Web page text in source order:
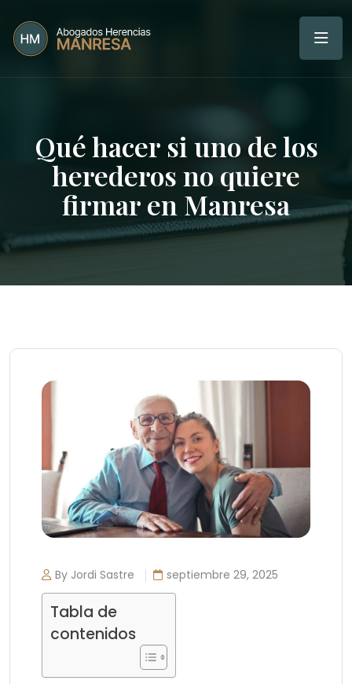
Qué hacer si uno de los
herederos no quiere
firmar en Manresa
By Jordi Sastre septiembre 29, 2025
Tabla de
contenidos